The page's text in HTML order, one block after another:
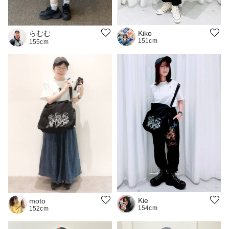
らむむ
155cm
Kiko
151cm
moto
152cm
Kie
154cm